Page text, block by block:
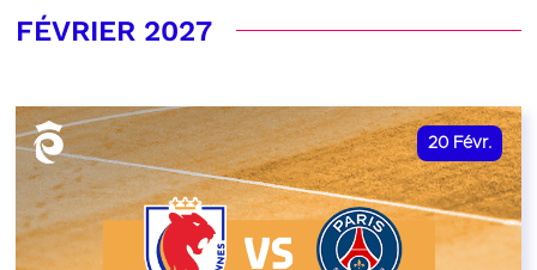
FÉVRIER 2027
20 Févr.